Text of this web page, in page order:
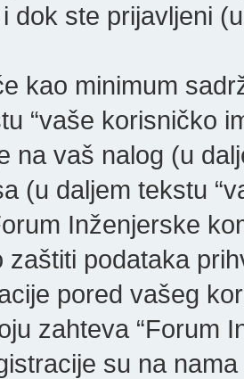
dok ste prijavljeni
kao minimum
“vaše korisničko
na vaš nalog (u
(u daljem tekstu
Inženjerske
zaštiti podataka
pored vašeg
zahteva “Forum
su na